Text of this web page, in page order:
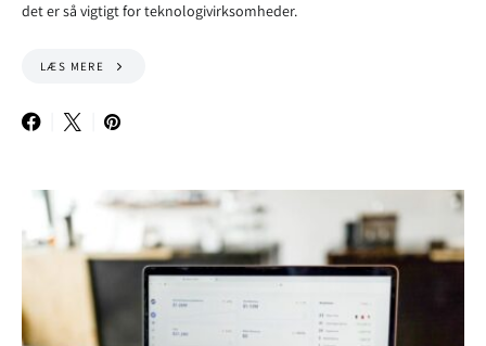
det er så vigtigt for teknologivirksomheder.
LÆS MERE